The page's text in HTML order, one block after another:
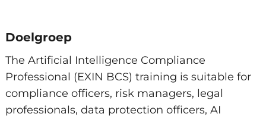
Understand ethical frameworks and
Identify bias, fairness, and societal risks
Promote trustworthy and sustainable AI
Practical implementation of AI compliance
Doelgroep
The Artificial Intelligence Compliance
Professional (EXIN BCS) training is suitable for
compliance officers, risk managers, legal
professionals, data protection officers, AI